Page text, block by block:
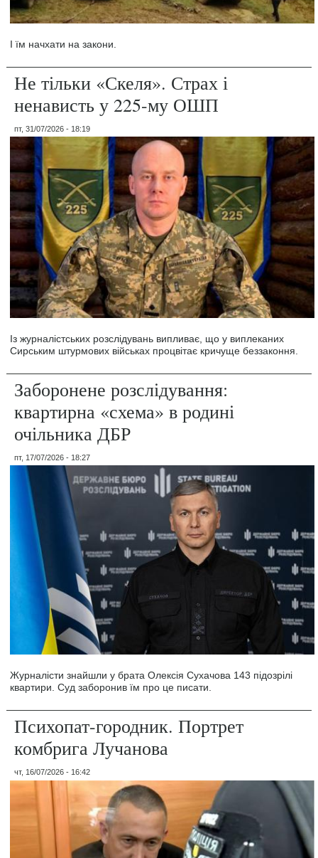
І їм начхати на закони.
Не тільки «Скеля». Страх і
ненависть у 225-му ОШП
пт, 31/07/2026 - 18:19
Із журналістських розслідувань випливає, що у виплеканих
Сирським штурмових військах процвітає кричуще беззаконня.
Заборонене розслідування:
квартирна «схема» в родині
очільника ДБР
пт, 17/07/2026 - 18:27
Журналісти знайшли у брата Олексія Сухачова 143 підозрілі
квартири. Суд заборонив їм про це писати.
Психопат-городник. Портрет
комбрига Лучанова
чт, 16/07/2026 - 16:42